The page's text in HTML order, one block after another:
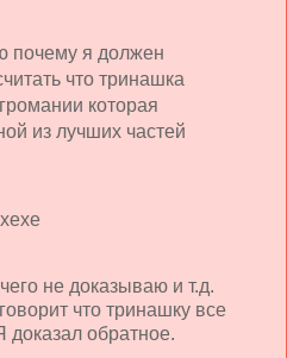
почему я должен
что тринашка
которая
из лучших частей
не доказываю и т.д.
что тринашку все
обратное.